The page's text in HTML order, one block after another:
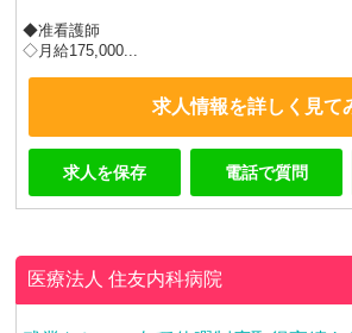
◆准看護師
◇月給175,000...
求人情報を詳しく見て
求人を保存 電話で質問
医療法人住友内科病院